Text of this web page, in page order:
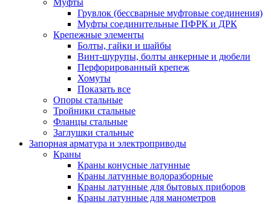
Муфты
Грувлок (бессварные муфтовые соединения)
Муфты соединительные ПФРК и ДРК
Крепежные элементы
Болты, гайки и шайбы
Винт-шурупы, болты анкерные и дюбели
Перфорированный крепеж
Хомуты
Показать все
Опоры стальные
Тройники стальные
Фланцы стальные
Заглушки стальные
Запорная арматура и электроприводы
Краны
Краны конусные латунные
Краны латунные водоразборные
Краны латунные для бытовых приборов
Краны латунные для манометров